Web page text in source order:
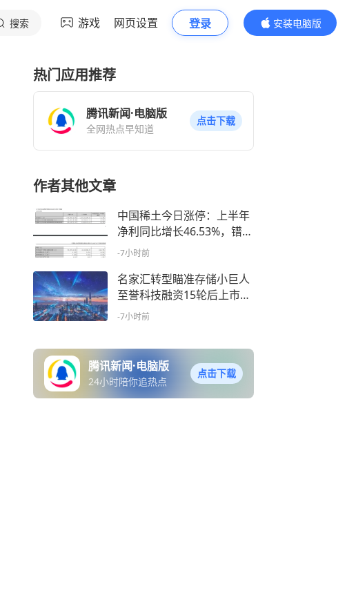
搜索 游戏 网页设置 登录
安装电脑版
内容更精彩
热门应用推荐
腾讯新闻·电脑版
全网热点早知道
点击下载
作者其他文章
中国稀土今日涨停：上半年
净利同比增长46.53%，镨钕
产品价格同比涨幅明显
-7小时前
名家汇转型瞄准存储小巨人
至誉科技融资15轮后上市辅
导三年至今未果
-7小时前
腾讯新闻·电脑版
24小时陪你追热点
点击下载